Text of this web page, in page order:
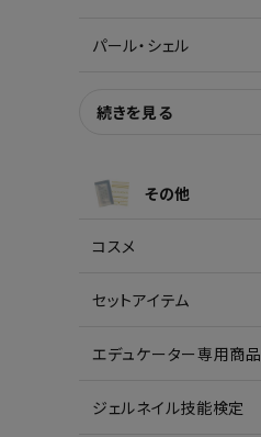
パール・シェル
続きを見る
その他
コスメ
セットアイテム
エデュケーター専用商品
ジェルネイル技能検定